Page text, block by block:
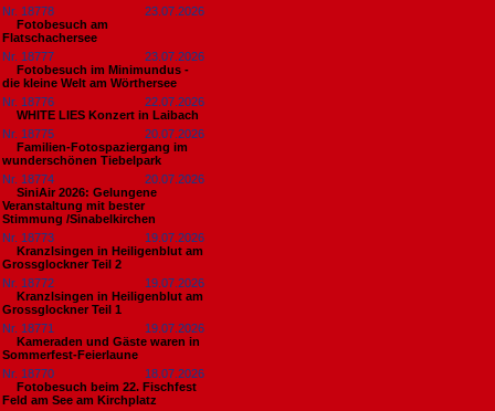
Nr. 18778
23.07.2026
Fotobesuch am
Flatschachersee
Nr. 18777
23.07.2026
Fotobesuch im Minimundus -
die kleine Welt am Wörthersee
Nr. 18776
22.07.2026
WHITE LIES Konzert in Laibach
Nr. 18775
20.07.2026
Familien-Fotospaziergang im
wunderschönen Tiebelpark
Nr. 18774
20.07.2026
SiniAir 2026: Gelungene
Veranstaltung mit bester
Stimmung /Sinabelkirchen
Nr. 18773
19.07.2026
Kranzlsingen in Heiligenblut am
Grossglockner Teil 2
Nr. 18772
19.07.2026
Kranzlsingen in Heiligenblut am
Grossglockner Teil 1
Nr. 18771
19.07.2026
Kameraden und Gäste waren in
Sommerfest-Feierlaune
Nr. 18770
18.07.2026
Fotobesuch beim 22. Fischfest
Feld am See am Kirchplatz